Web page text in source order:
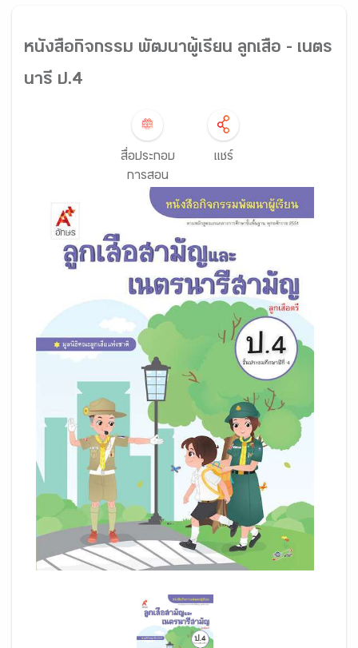
หนังสือกิจกรรม พัฒนาผู้เรียน ลูกเสือ - เนตร
นารี ป.4
สื่อประกอบ
การสอน
แชร์